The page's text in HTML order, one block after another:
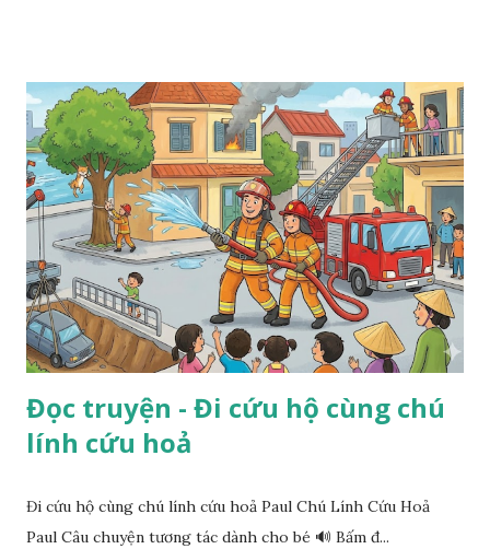
Đọc truyện - Đi cứu hộ cùng chú
lính cứu hoả
Đi cứu hộ cùng chú lính cứu hoả Paul Chú Lính Cứu Hoả
Paul Câu chuyện tương tác dành cho bé 🔊 Bấm đ...